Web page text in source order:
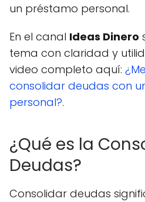
un préstamo personal.
En el canal Ideas Dinero
tema con claridad y
video completo aquí:
consolidar deudas con
personal?.
¿Qué es la
Deudas?
Consolidar deudas